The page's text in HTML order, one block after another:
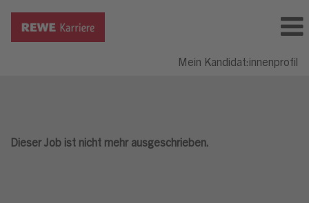
Mein Kandidat:innenprofil
Dieser Job ist nicht mehr ausgeschrieben.